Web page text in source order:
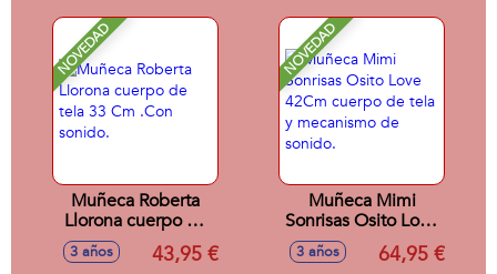
NOVEDAD
Muñeca Roberta
Llorona cuerpo de
tela 33 Cm .Con
sonido.
3 años 43,95 €
NOVEDAD
Muñeca Mimi
Sonrisas Osito Love
42Cm cuerpo de
tela y mecanismo
3 años 64,95 €